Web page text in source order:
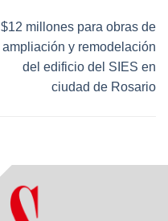
$12 millones para obras de
ampliación y remodelación
del edificio del SIES en
ciudad de Rosario